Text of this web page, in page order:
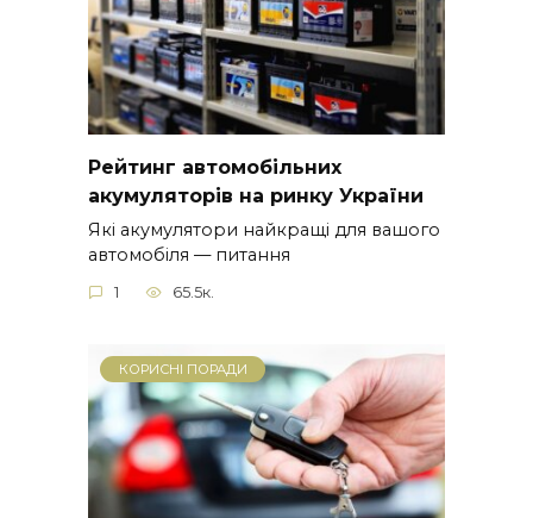
Рейтинг автомобільних
акумуляторів на ринку України
Які акумулятори найкращі для вашого
автомобіля — питання
1 65.5к.
КОРИСНІ ПОРАДИ